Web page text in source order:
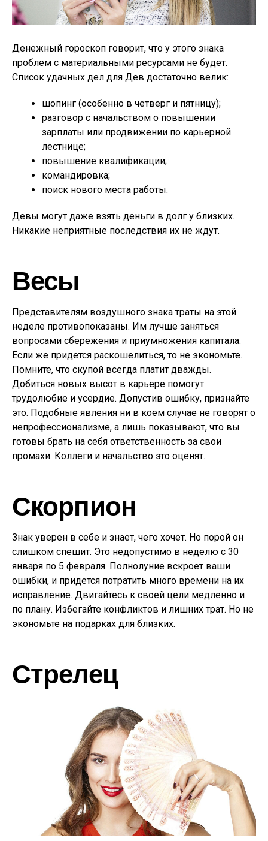
Денежный гороскоп говорит, что у этого знака
проблем с материальными ресурсами не будет.
Список удачных дел для Дев достаточно велик:
шопинг (особенно в четверг и пятницу);
разговор с начальством о повышении
зарплаты или продвижении по карьерной
лестнице;
повышение квалификации;
командировка;
поиск нового места работы.
Девы могут даже взять деньги в долг у близких.
Никакие неприятные последствия их не ждут.
Весы
Представителям воздушного знака траты на этой
неделе противопоказаны. Им лучше заняться
вопросами сбережения и приумножения капитала.
Если же придется раскошелиться, то не экономьте.
Помните, что скупой всегда платит дважды.
Добиться новых высот в карьере помогут
трудолюбие и усердие. Допустив ошибку, признайте
это. Подобные явления ни в коем случае не говорят о
непрофессионализме, а лишь показывают, что вы
готовы брать на себя ответственность за свои
промахи. Коллеги и начальство это оценят.
Скорпион
Знак уверен в себе и знает, чего хочет. Но порой он
слишком спешит. Это недопустимо в неделю с 30
января по 5 февраля. Полнолуние вскроет ваши
ошибки, и придется потратить много времени на их
исправление. Двигайтесь к своей цели медленно и
по плану. Избегайте конфликтов и лишних трат. Но не
экономьте на подарках для близких.
Стрелец